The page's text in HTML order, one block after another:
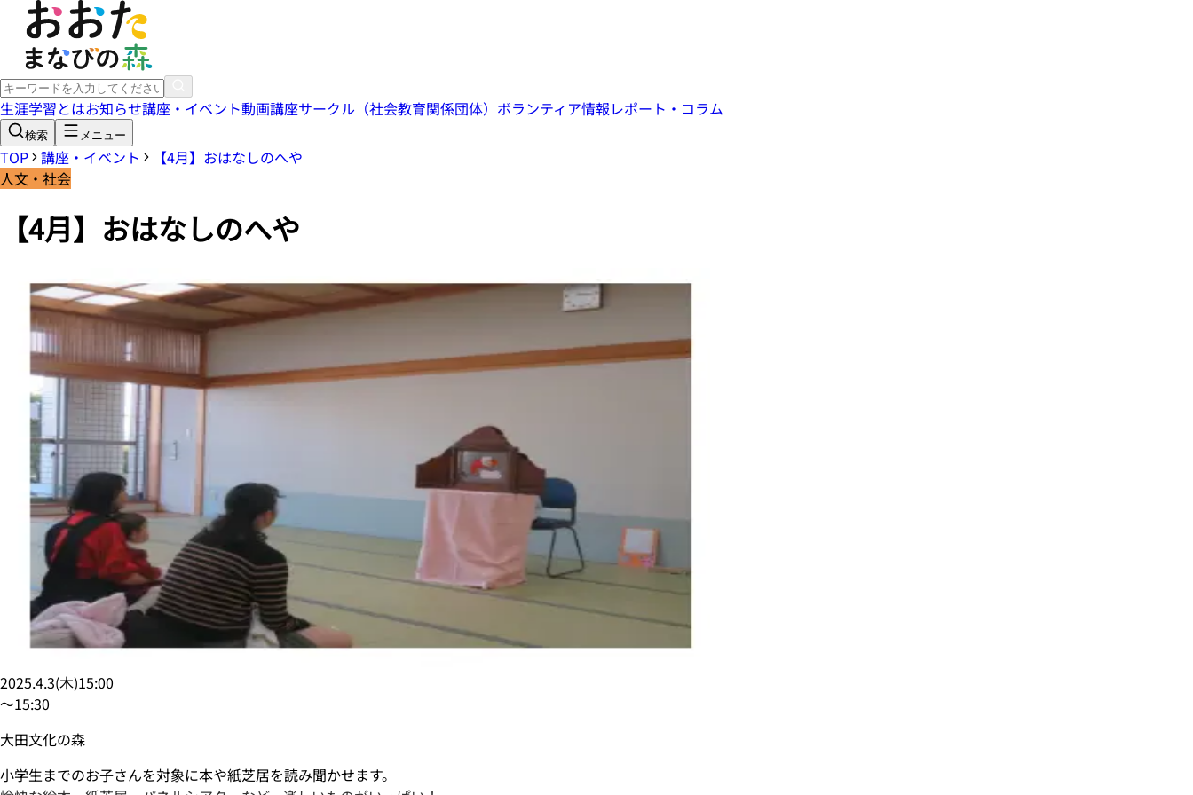
生涯学習とはお知らせ講座・イベント動画講座サークル（社会教育関係団体） ボランティア情報レポート・コラム
検索 メニュー
TOP 講座・イベント
【4月】おはなしのへや
人文・社会
【4月】おはなしのへや
2025.4.3(木)15:00
〜15:30
大田文化の森
小学生までのお子さんを対象に本や紙芝居を読み聞かせます。